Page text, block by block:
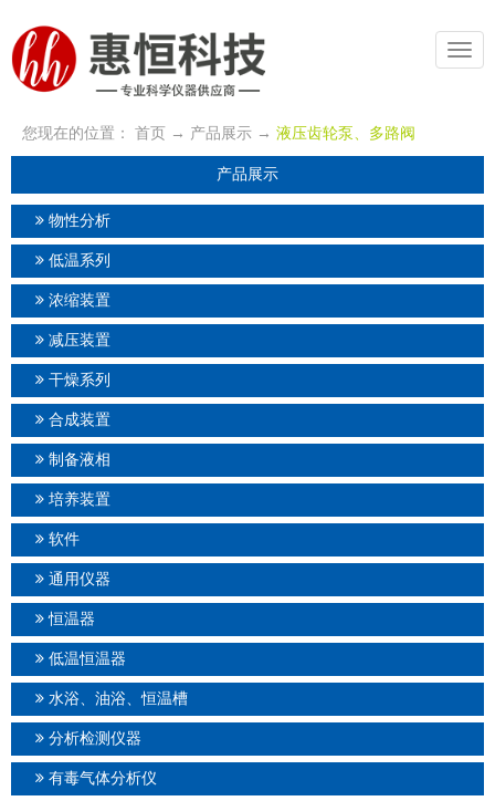
切
换
您现在的位置：
首页 → 产品展示 → 液压齿轮泵、多路阀
产品展示
物性分析
低温系列
浓缩装置
减压装置
干燥系列
合成装置
制备液相
培养装置
软件
通用仪器
恒温器
低温恒温器
水浴、油浴、恒温槽
分析检测仪器
有毒气体分析仪